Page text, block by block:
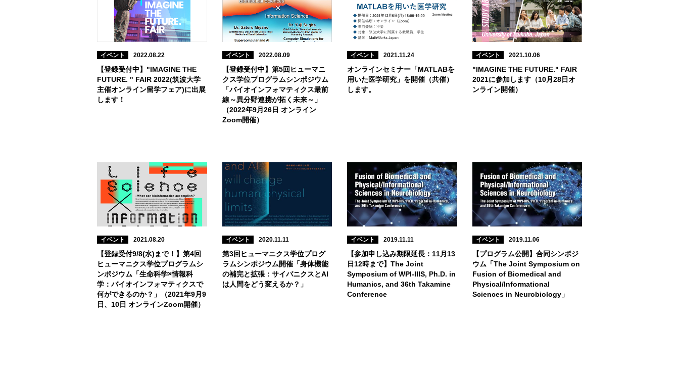
イベント 2022.08.22
【登録受付中】"IMAGINE THE
FUTURE. " FAIR 2022(筑波大学
主催オンライン留学フェア)に出展
します！
イベント 2022.08.09
【登録受付中】第5回ヒューマニ
クス学位プログラムシンポジウム
「バイオインフォマティクス最前
線～異分野連携が拓く未来～」
（2022年9月26日 オンライン
Zoom開催）
イベント 2021.11.24
オンラインセミナー「MATLABを
用いた医学研究」を開催（共催）
します。
イベント 2021.10.06
"IMAGINE THE FUTURE." FAIR
2021に参加します（10月28日オ
ンライン開催）
イベント 2021.08.20
【登録受付9/8(水)まで！】第4回
ヒューマニクス学位プログラムシ
ンポジウム「生命科学×情報科
学：バイオインフォマティクスで
何ができるのか？」（2021年9月9
日、10日 オンラインZoom開催）
イベント 2020.11.11
第3回ヒューマニクス学位プログ
ラムシンポジウム開催「身体機能
の補完と拡張：サイバニクスとAI
は人間をどう変えるか？」
イベント 2019.11.11
【参加申し込み期限延長：11月13
日12時まで】The Joint
Symposium of WPI-IIIS, Ph.D. in
Humanics, and 36th Takamine
Conference
イベント 2019.11.06
【プログラム公開】合同シンポジ
ウム「The Joint Symposium on
Fusion of Biomedical and
Physical/Informational
Sciences in Neurobiology」